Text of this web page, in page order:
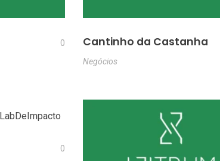
0
Cantinho da Castanha
Negócios
0